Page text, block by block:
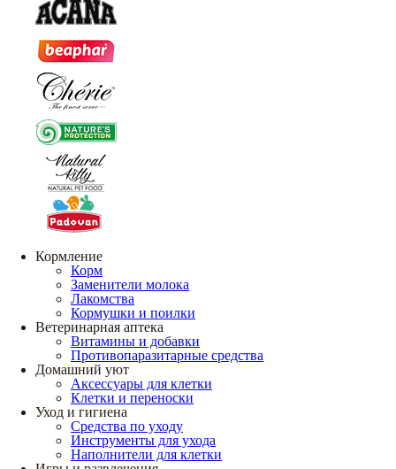
Кормление
Корм
Заменители молока
Лакомства
Кормушки и поилки
Ветеринарная аптека
Витамины и добавки
Противопаразитарные средства
Домашний уют
Аксессуары для клетки
Клетки и переноски
Уход и гигиена
Средства по уходу
Инструменты для ухода
Наполнители для клетки